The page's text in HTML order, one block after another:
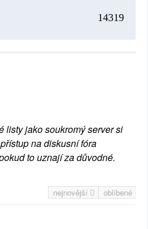
14319
listy jako soukromý server si
na diskusní fóra
to uznají za důvodné.
nejnovější oblíbené